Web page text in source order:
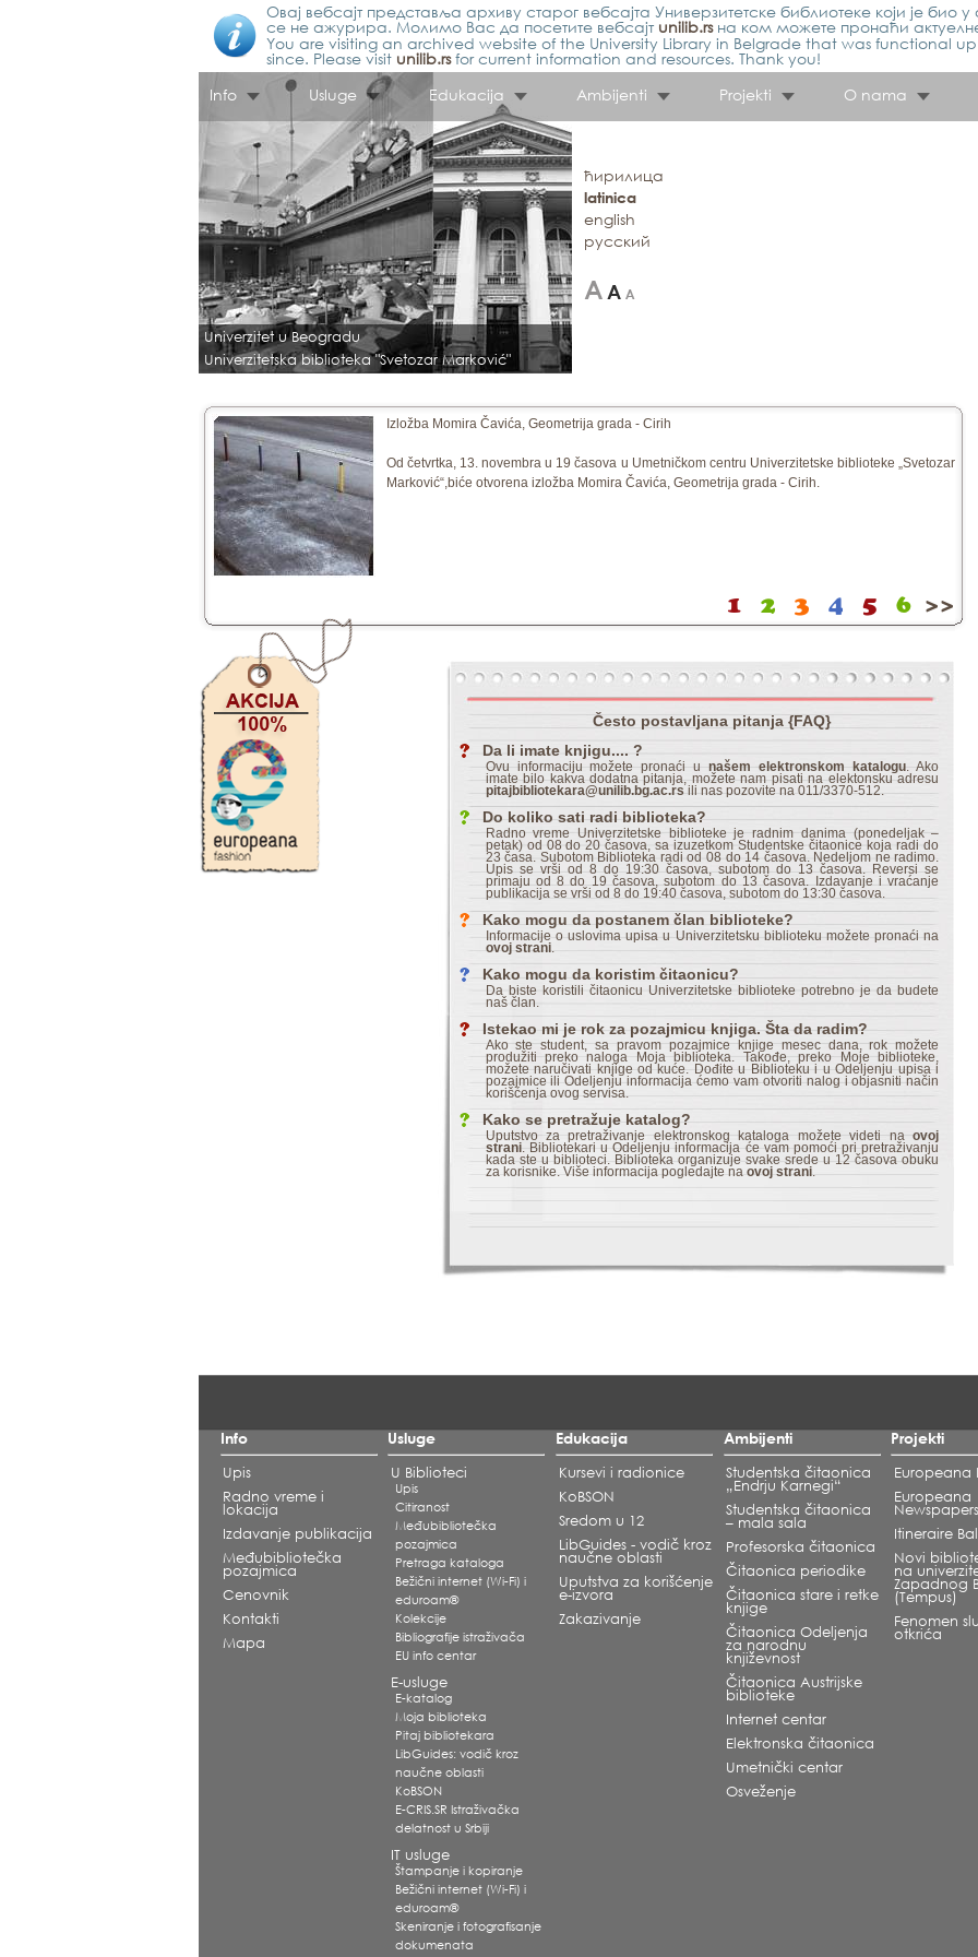
Овај вебсајт представља архиву старог вебсајта Универзитетске библиотеке који је био
се не ажурира. Молимо Вас да посетите вебсајт unilib.rsна ком можете пронаћи
You are visiting an archived website of the University Library in Belgrade that was functional
since. Please visit unilib.rsfor current information and resources. Thank you!
Info
Usluge Edukacija Ambijenti Projekti O nama
Univerzitet u Beogradu
Univerzitetska biblioteka "Svetozar Marković"
ћирилица
latinica
english
русский
Izložba Momira Čavića, Geometrija grada - Cirih
Od četvrtka, 13. novembra u 19 časova u Umetničkom centru Univerzitetske biblioteke „Svetozar
Marković“,biće otvorena izložba Momira Čavića, Geometrija grada - Cirih.
1 2 3 4 5 6 >>
Često postavljana pitanja {FAQ}
Da li imate knjigu.... ?
Ovu informaciju možete pronaći unašem elektronskom katalogu . Ako
imate bilo kakva dodatna pitanja, možete nam pisati na elektonsku adresu
pitajbibliotekara@unilib.bg.ac.rsili nas pozovite na 011/3370-512.
Do koliko sati radi biblioteka?
Radno vreme Univerzitetske biblioteke je radnim danima (ponedeljak –
petak) od 08 do 20 časova, sa izuzetkom Studentske čitaonice koja radi do
23 časa. Subotom Biblioteka radi od 08 do 14 časova. Nedeljom ne radimo.
Upis se vrši od 8 do 19:30 časova, subotom do 13 časova. Reversi se
primaju od 8 do 19 časova, subotom do 13 časova. Izdavanje i vraćanje
publikacija se vrši od 8 do 19:40 časova, subotom do 13:30 časova.
Kako mogu da postanem član biblioteke?
Informacije o uslovima upisa u Univerzitetsku biblioteku možete pronaći na
ovoj strani.
Kako mogu da koristim čitaonicu?
Da biste koristili čitaonicu Univerzitetske biblioteke potrebno je da budete
naš član.
Istekao mi je rok za pozajmicu knjiga. Šta da radim?
Ako ste student, sa pravom pozajmice knjige mesec dana, rok možete
produžiti preko naloga Moja biblioteka. Takođe, preko Moje biblioteke,
možete naručivati knjige od kuće. Dođite u Biblioteku i u Odeljenju upisa i
pozajmice ili Odeljenju informacija ćemo vam otvoriti nalog i objasniti način
korišćenja ovog servisa.
Kako se pretražuje katalog?
Uputstvo za pretraživanje elektronskog kataloga možete videti naovoj
strani. Bibliotekari u Odeljenju informacija će vam pomoći pri pretraživanju
kada ste u biblioteci. Biblioteka organizuje svake srede u 12 časova obuku
za korisnike. Više informacija pogledajte na ovoj strani.
Info
Upis
Radno vreme i
lokacija
Izdavanje publikacija
Međubibliotečka
pozajmica
Cenovnik
Kontakti
Mapa
Usluge
U Biblioteci
Upis
Citiranost
Međubibliotečka
pozajmica
Pretraga kataloga
Bežični internet (Wi-Fi) i
eduroam®
Kolekcije
Bibliografije istraživača
EU info centar
E-usluge
E-katalog
Moja biblioteka
Pitaj bibliotekara
LibGuides: vodič kroz
naučne oblasti
KoBSON
E-CRIS.SR Istraživačka
delatnost u Srbiji
IT usluge
Štampanje i kopiranje
Bežični internet (Wi-Fi) i
eduroam®
Skeniranje i fotografisanje
dokumenata
Edukacija
Kursevi i radionice
KoBSON
Sredom u 12
LibGuides - vodič kroz
naučne oblasti
Uputstva za korišćenje
e-izvora
Zakazivanje
Ambijenti
Studentska čitaonica
„Endrju Karnegi“
Studentska čitaonica
– mala sala
Profesorska čitaonica
Čitaonica periodike
Čitaonica stare i retke
knjige
Čitaonica Odeljenja
za narodnu
književnost
Čitaonica Austrijske
biblioteke
Internet centar
Elektronska čitaonica
Umetnički centar
Osveženje
Projekti
Europeana
Europeana
Newspapers
Itineraire
Novi
na
Zapadnog
(Tempus)
Fenomen
otkrića